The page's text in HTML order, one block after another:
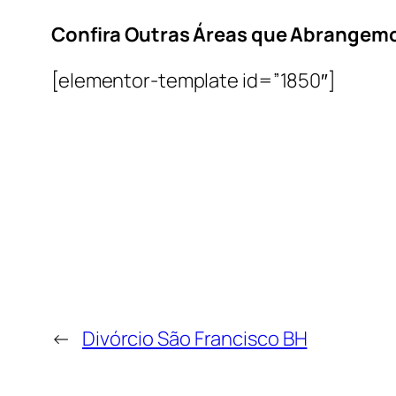
Confira Outras Áreas que
[elementor-template id=”1850″]
← Divórcio São Francisco BH